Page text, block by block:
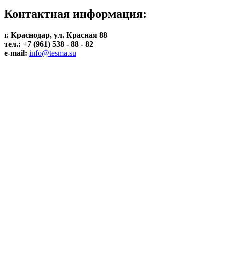
Контактная информация:
г. Краснодар, ул. Красная 88
тел.: +7 (961) 538 - 88 - 82
e-mail: info@tesma.su